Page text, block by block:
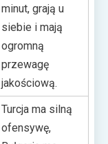
minut, grają u
siebie i mają
ogromną
przewagę
jakościową.
Turcja ma silną
ofensywę,